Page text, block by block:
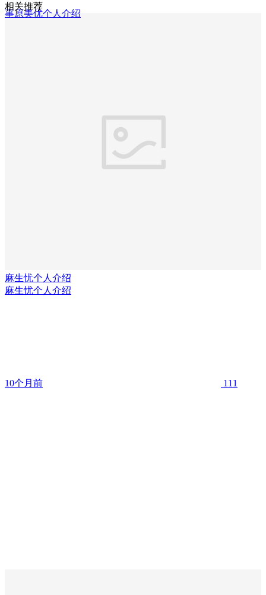
事原美优个人介绍
相关推荐
麻生忧个人介绍
麻生忧个人介绍
10个月前 111